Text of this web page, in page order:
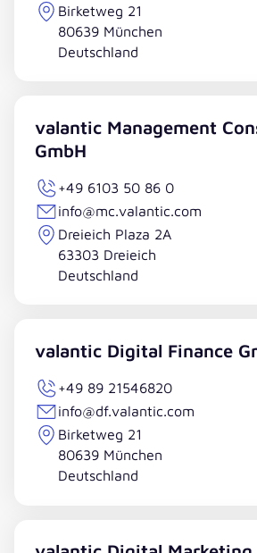
Birketweg 21
80639 München
Deutschland
valantic Management
GmbH
+49 6103 50 86 0
info@mc.valantic.com
Dreieich Plaza 2A
63303 Dreieich
Deutschland
valantic Digital Finance
+49 89 21546820
info@df.valantic.com
Birketweg 21
80639 München
Deutschland